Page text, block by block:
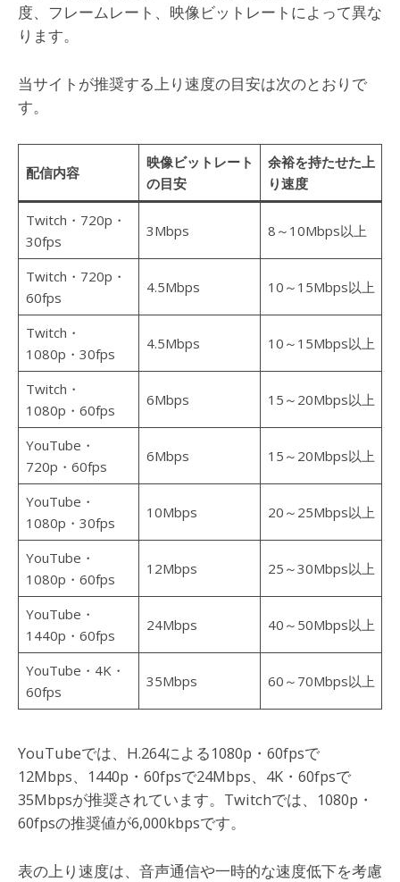
度、フレームレート、映像ビットレートによって異な
ります。
当サイトが推奨する上り速度の目安は次のとおりで
す。
配信内容
映像ビットレート
の目安
余裕を持たせた上
り速度
Twitch・720p・
30fps
3Mbps 8～10Mbps以上
Twitch・720p・
60fps
4.5Mbps 10～15Mbps以上
Twitch・
1080p・30fps
4.5Mbps 10～15Mbps以上
Twitch・
1080p・60fps
6Mbps 15～20Mbps以上
YouTube・
720p・60fps
6Mbps 15～20Mbps以上
YouTube・
1080p・30fps
10Mbps 20～25Mbps以上
YouTube・
1080p・60fps
12Mbps 25～30Mbps以上
YouTube・
1440p・60fps
24Mbps 40～50Mbps以上
YouTube・4K・
60fps
35Mbps 60～70Mbps以上
YouTubeでは、H.264による1080p・60fpsで
12Mbps、1440p・60fpsで24Mbps、4K・60fpsで
35Mbpsが推奨されています。Twitchでは、1080p・
60fpsの推奨値が6,000kbpsです。
表の上り速度は、音声通信や一時的な速度低下を考慮